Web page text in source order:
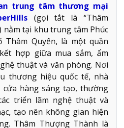
trung tâm thương mại
(gọi tắt là “Thâm
nằm tại khu trung tâm Phúc
Thâm Quyến, là một quần
hợp giữa mua sắm, ẩm
thuật và văn phòng. Nơi
thương hiệu quốc tế, nhà
cửa hàng sáng tạo, thường
triển lãm nghệ thuật và
tạo nên không gian hiện
Thâm Thượng Thành là